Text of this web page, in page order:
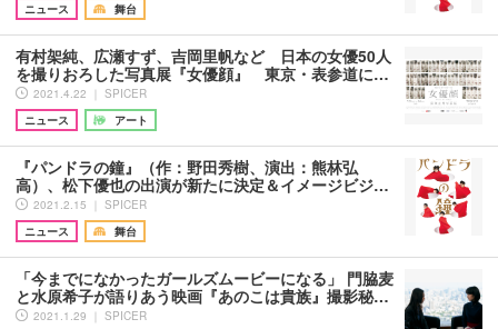
ニュース
舞台
有村架純、広瀬すず、吉岡里帆など 日本の女優50人
を撮りおろした写真展『女優顔』 東京・表参道に…
2021.4.22 ｜ SPICER
ニュース
アート
『パンドラの鐘』（作：野田秀樹、演出：熊林弘
高）、松下優也の出演が新たに決定＆イメージビジ…
2021.2.15 ｜ SPICER
ニュース
舞台
「今までになかったガールズムービーになる」 門脇麦
と水原希子が語りあう映画『あのこは貴族』撮影秘…
2021.1.29 ｜ SPICER